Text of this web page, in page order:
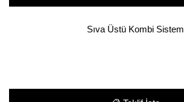
Sıva Üstü Kombi Sistem